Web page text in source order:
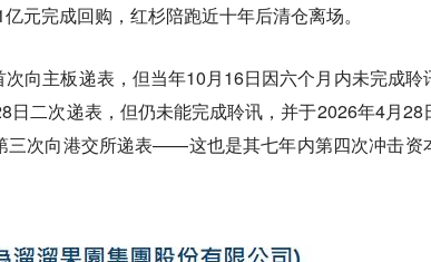
元完成回购，红杉陪跑近十年后清仓离场。
向主板递表，但当年10月16日因六个月内未完成聆
日二次递表，但仍未能完成聆讯，并于2026年4月28
三次向港交所递表——这也是其七年内第四次冲击资